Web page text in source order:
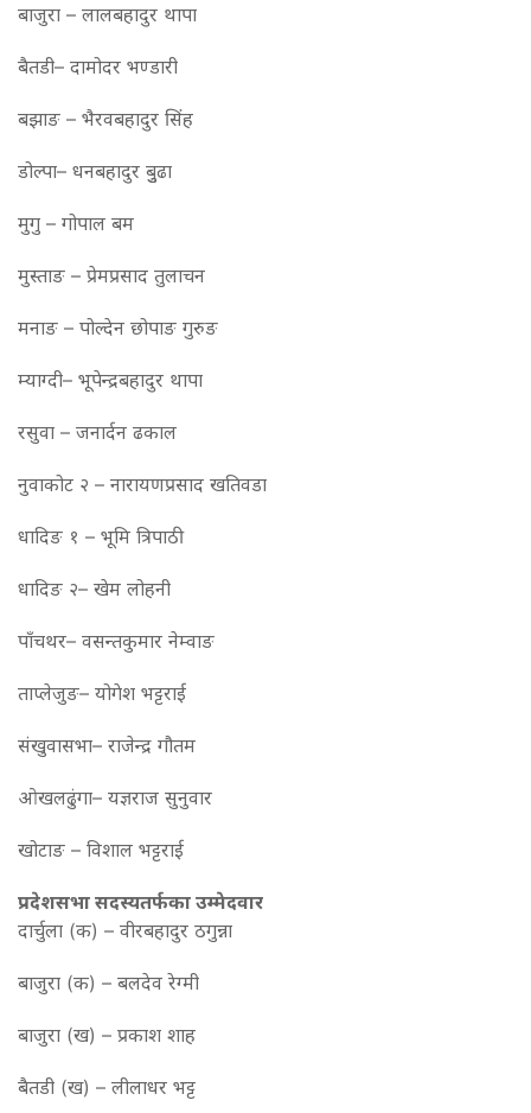
बाजुरा – लालबहादुर थापा
बैतडी– दामोदर भण्डारी
बझाङ – भैरवबहादुर सिंह
डोल्पा– धनबहादुर बुुढा
मुगु – गोपाल बम
मुस्ताङ – प्रेमप्रसाद तुलाचन
मनाङ – पोल्देन छोपाङ गुरुङ
म्याग्दी– भूपेन्द्रबहादुर थापा
रसुवा – जनार्दन ढकाल
नुवाकोट २ – नारायणप्रसाद खतिवडा
धादिङ १ – भूमि त्रिपाठी
धादिङ २– खेम लोहनी
पाँचथर– वसन्तकुमार नेम्वाङ
ताप्लेजुङ– योगेश भट्टराई
संखुवासभा– राजेन्द्र गौतम
ओखलढुंगा– यज्ञराज सुनुवार
खोटाङ – विशाल भट्टराई
प्रदेशसभा सदस्यतर्फका उम्मेदवार
दार्चुला (क) – वीरबहादुर ठगुन्ना
बाजुरा (क) – बलदेव रेग्मी
बाजुरा (ख) – प्रकाश शाह
बैतडी (ख) – लीलाधर भट्ट